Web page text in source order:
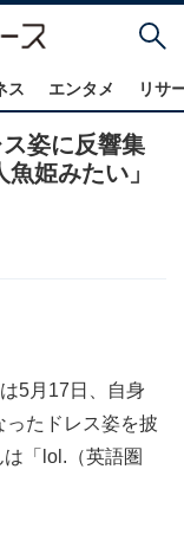
ス エンタメ リサ
姿に反響集
姫みたい」
5月17日、自身
ったドレス姿を披
「lol.（英語圏